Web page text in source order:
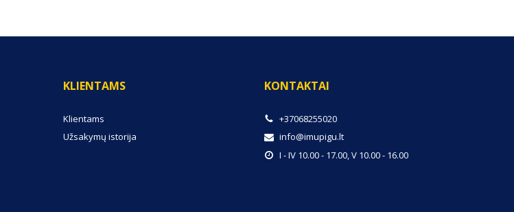
KLIENTAMS
Klientams
Užsakymų istorija
KONTAKTAI
+37068255020
info@imupigu.lt
I - IV 10.00 - 17.00, V 10.00 - 16.00